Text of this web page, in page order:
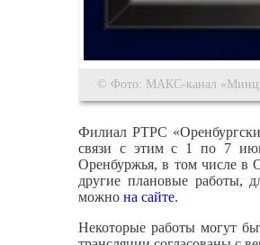
© Фото: МАКС-канал
Филиал РТРС
связи с этим с 1 по 7
Оренбуржья, в том числе в
другие плановые работы,
можно на сайте.
Некоторые работы могут